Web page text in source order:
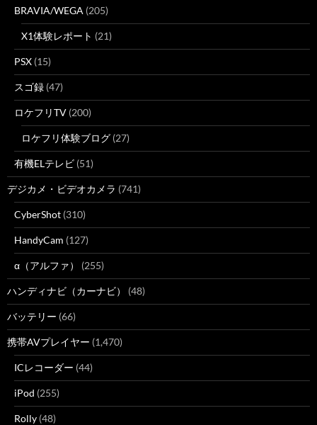
BRAVIA/WEGA (205)
X1体験レポート (21)
PSX (15)
スゴ録 (47)
ロケフリTV (200)
ロケフリ体験ブログ (27)
有機ELテレビ (51)
デジカメ・ビデオカメラ (741)
CyberShot (310)
HandyCam (127)
α（アルファ） (255)
ハンディナビ（カーナビ） (48)
バッテリー (66)
携帯AVプレイヤー (1,470)
ICレコーダー (44)
iPod (255)
Rolly (48)